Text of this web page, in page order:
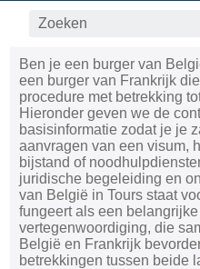
Ben je een burger van
een burger van Frankrijk
procedure met betrekking
Hieronder geven we de
basisinformatie zodat je je
aanvragen van een visum,
bijstand of
juridische begeleiding en
van België in Tours staat
fungeert als een
vertegenwoordiging, die
België en Frankrijk
betrekkingen tussen beide